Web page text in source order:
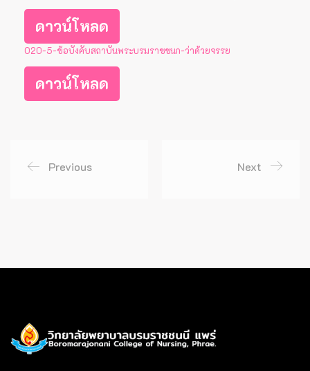
ดาวน์โหลด
O20-5-ข้อบังคับสถาบันพระบรมราชชนก-ว่าด้วยจรรย
ดาวน์โหลด
Previous Next